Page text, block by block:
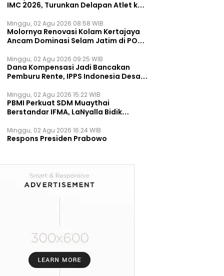
IMC 2026, Turunkan Delapan Atlet ke
Minggu, 02 Agu 2026 08:58 WIB
Molornya Renovasi Kolam Kertajaya
Ancam Dominasi Selam Jatim di PON
Minggu, 02 Agu 2026 09:25 WIB
Dana Kompensasi Jadi Bancakan
Pemburu Rente, IPPS Indonesia Desak
Permanen
Minggu, 02 Agu 2026 15:22 WIB
PBMI Perkuat SDM Muaythai
Berstandar IFMA, LaNyalla Bidik
Minggu, 02 Agu 2026 16:24 WIB
Respons Presiden Prabowo